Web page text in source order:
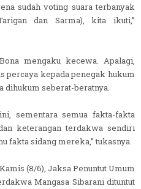
sudah voting suara terbanyak
dan Sarma), kita ikuti,”
mengaku kecewa. Apalagi,
percaya kepada penegak hukum
dihukum seberat-beratnya.
sementara semua fakta-fakta
keterangan terdakwa sendiri
fakta sidang mereka,” tukasnya.
(8/6), Jaksa Penuntut Umum
Mangasa Sibarani dituntut